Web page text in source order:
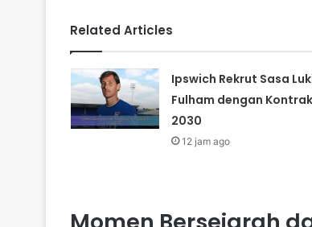
Related Articles
Ipswich Rekrut Sasa
Fulham dengan
2030
12 jam ago